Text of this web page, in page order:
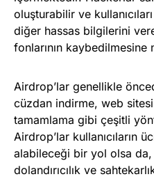
oluşturabilir ve
diğer hassas bilgilerini
fonlarının kaybedilmesine
Airdrop’lar genellikle
cüzdan indirme, web
tamamlama gibi çeşitli
Airdrop’lar kullanıcıların
alabileceği bir yol olsa
dolandırıcılık ve